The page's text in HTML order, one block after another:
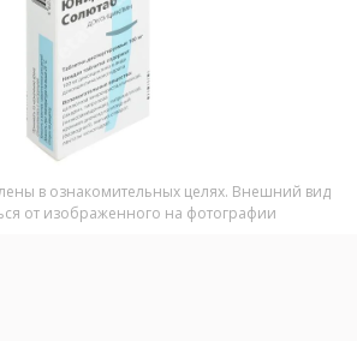
в ознакомительных целях. Внешний вид
от изображенного на фотографии